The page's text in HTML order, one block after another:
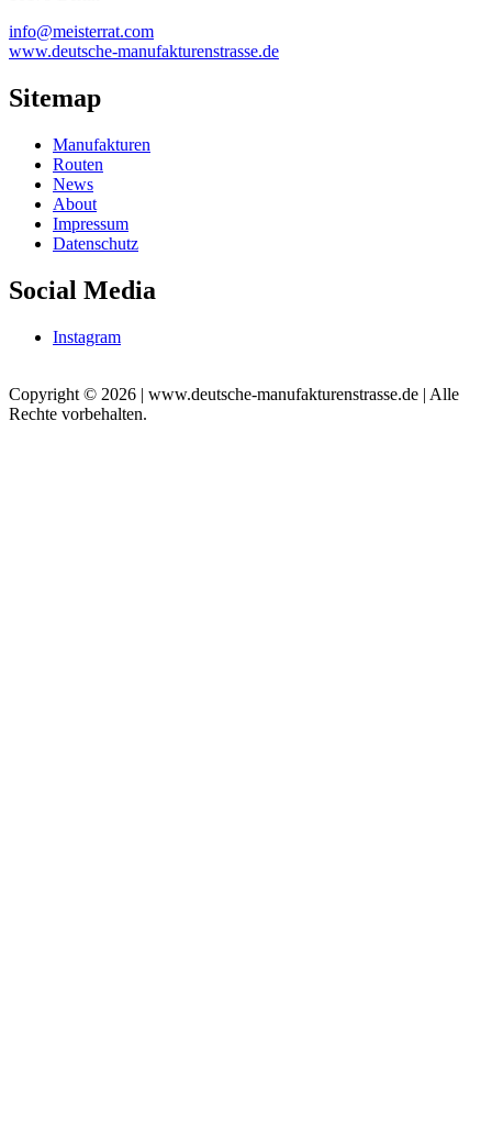
info@meisterrat.com
www.deutsche-manufakturenstrasse.de
Sitemap
Manufakturen
Routen
News
About
Impressum
Datenschutz
Social Media
Instagram
Copyright © 2026 | www.deutsche-manufakturenstrasse.de | Alle
Rechte vorbehalten.